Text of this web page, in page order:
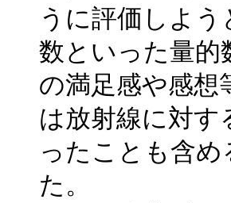
うに評価しよ
数といった量的
の満足感や感想
は放射線に対
ったことも含
た。